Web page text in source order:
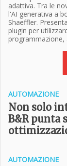
adattiva. Tra le
l'AI generativa a
Shaeffler.
plugin per
programmazione,
AUTOMAZIONE
Non solo
B&R punta
AUTOMAZIONE